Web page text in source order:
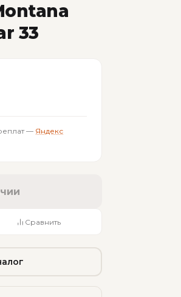
33
— Яндекс
Сравнить